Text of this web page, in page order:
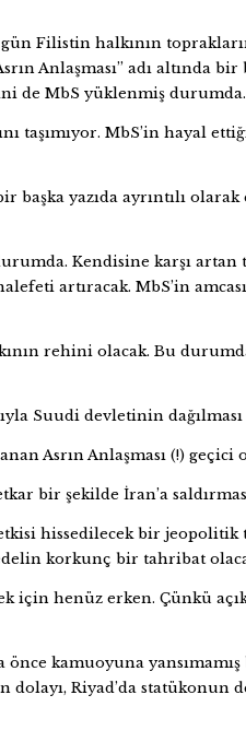
Filistin halkının
Anlaşması” adı altında bir
de MbS yüklenmiş durumda.
MbS’in hayal
yazıda ayrıntılı olarak
Kendisine karşı
artıracak. MbS’in amcası
rehini olacak. Bu
Suudi devletinin
Asrın Anlaşması (!) geçici
bir şekilde İran’a
hissedilecek bir
korkunç bir tahribat
için henüz erken. Çünkü
önce kamuoyuna
Riyad’da statükonun